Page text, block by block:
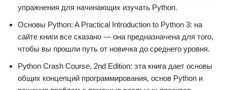
упражнения для начинающих изучать Python.
Основы Python: A Practical Introduction to Python 3: на
сайте книги все сказано — она предназначена для того,
чтобы вы прошли путь от новичка до среднего уровня.
Python Crash Course, 2nd Edition: эта книга дает основы
общих концепций программирования, основ Python и